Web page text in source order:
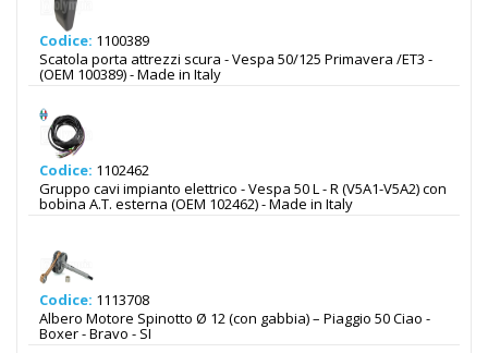
Codice: 1100389
Scatola porta attrezzi scura - Vespa 50/125 Primavera /ET3 -
(OEM 100389) - Made in Italy
Codice: 1102462
Gruppo cavi impianto elettrico - Vespa 50 L - R (V5A1-V5A2) con
bobina A.T. esterna (OEM 102462) - Made in Italy
Codice: 1113708
Albero Motore Spinotto Ø 12 (con gabbia) – Piaggio 50 Ciao -
Boxer - Bravo - SI